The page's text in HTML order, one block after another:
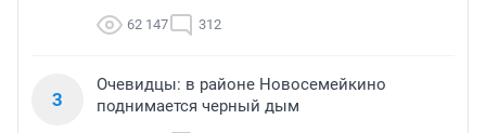
62 147 312
3
Очевидцы: в районе Новосемейкино
поднимается черный дым